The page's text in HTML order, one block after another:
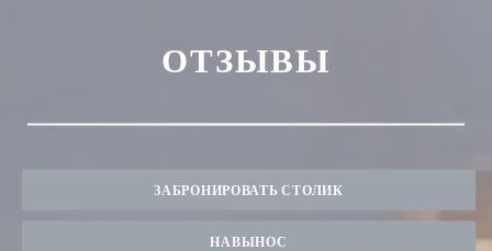
ОТЗЫВЫ
ЗАБРОНИРОВАТЬ СТОЛИК
НАВЫНОС